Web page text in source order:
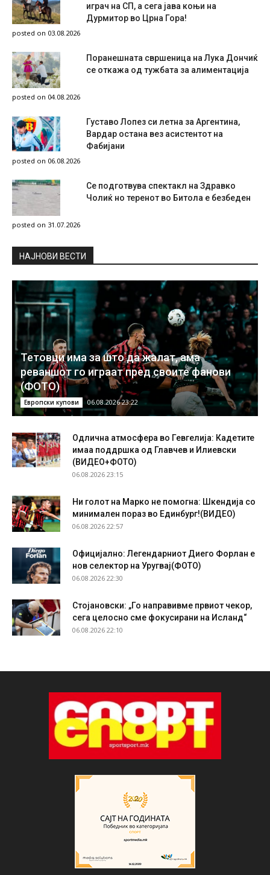
играч на СП, а сега јава коњи на
Дурмитор во Црна Гора!
posted on 03.08.2026
Поранешната свршеница на Лука Дончиќ
се откажа од тужбата за алиментација
posted on 04.08.2026
Густаво Лопез си летна за Аргентина,
Вардар остана вез асистентот на
Фабијани
posted on 06.08.2026
Се подготвува спектакл на Здравко
Чолиќ но теренот во Битола е безбеден
posted on 31.07.2026
НAЈНОВИ ВЕСТИ
Тетовци има за што да жалат, ама
реваншот го играат пред своите фанови
(ФОТО)
Европски купови 06.08.2026 23:22
Одлична атмосфера во Гевгелија: Кадетите
имаа поддршка од Главчев и Илиевски
(ВИДЕО+ФОТО)
06.08.2026 23:15
Ни голот на Марко не помогна: Шкендија со
минимален пораз во Единбург!(ВИДЕО)
06.08.2026 22:57
Официјално: Легендарниот Диего Форлан е
нов селектор на Уругвај(ФОТО)
06.08.2026 22:30
Стојановски: „Го направивме првиот чекор,
сега целосно сме фокусирани на Исланд“
06.08.2026 22:10